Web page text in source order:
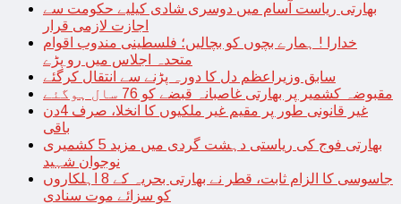
بھارتی ریاست آسام میں دوسری شادی کیلیے حکومت سے
اجازت لازمی قرار
خدارا ! ہمارے بچوں کو بچالیں؛ فلسطینی مندوب اقوام
متحدہ اجلاس میں رو پڑے
سابق وزیراعظم دل کا دورہ پڑنے سے انتقال کرگئے
مقبوضہ کشمیر پر بھارتی غاصبانہ قبضے کو 76 سال ہوگئے
غیر قانونی طور پر مقیم غیر ملکیوں کا انخلا، صرف 4دن
باقی
بھارتی فوج کی ریاستی دہشت گردی میں مزید 5 کشمیری
نوجوان شہید
جاسوسی کا الزام ثابت، قطر نے بھارتی بحریہ کے 8 اہلکاروں
کو سزائے موت سنادی